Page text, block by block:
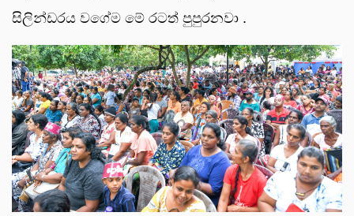
සිලින්ඩරය වගේම මේ රටත් පුපුරනවා .